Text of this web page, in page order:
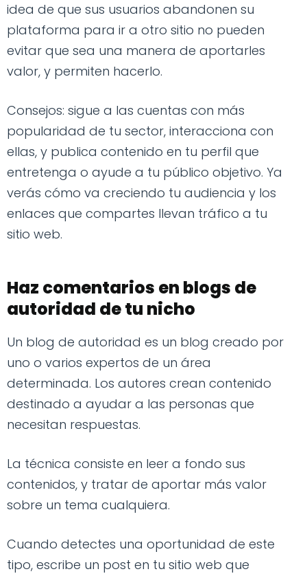
idea de que sus usuarios abandonen su
plataforma para ir a otro sitio no pueden
evitar que sea una manera de aportarles
valor, y permiten hacerlo.
Consejos: sigue a las cuentas con más
popularidad de tu sector, interacciona con
ellas, y publica contenido en tu perfil que
entretenga o ayude a tu público objetivo. Ya
verás cómo va creciendo tu audiencia y los
enlaces que compartes llevan tráfico a tu
sitio web.
Haz comentarios en blogs de
autoridad de tu nicho
Un blog de autoridad es un blog creado por
uno o varios expertos de un área
determinada. Los autores crean contenido
destinado a ayudar a las personas que
necesitan respuestas.
La técnica consiste en leer a fondo sus
contenidos, y tratar de aportar más valor
sobre un tema cualquiera.
Cuando detectes una oportunidad de este
tipo, escribe un post en tu sitio web que